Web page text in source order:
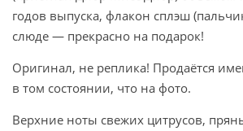
годов выпуска, флакон сплэш
слюде — прекрасно на подарок!
Оригинал, не реплика! Продаётся
в том состоянии, что на фото.
Верхние ноты свежих цитрусов,